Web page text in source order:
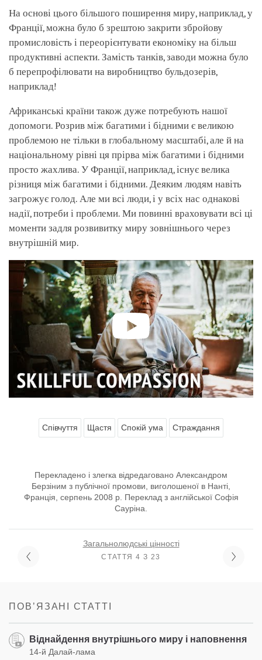
На основі цього більшого поширення миру, наприклад, у
Франції, можна було б зрештою закрити збройову
промисловість і переорієнтувати економіку на більш
продуктивні аспекти. Замість танків, заводи можна було
б перепрофілювати на виробництво бульдозерів,
наприклад!
Африканські країни також дуже потребують нашої
допомоги. Розрив між багатими і бідними є великою
проблемою не тільки в глобальному масштабі, але й на
національному рівні ця прірва між багатими і бідними
просто жахлива. У Франції, наприклад, існує велика
різниця між багатими і бідними. Деяким людям навіть
загрожує голод. Але ми всі люди, і у всіх нас однакові
надії, потреби і проблеми. Ми повинні враховувати всі ці
моменти задля розвивитку миру зовнішнього через
внутрішній мир.
Співчуття Щастя Спокій ума Страждання
Перекладено і злегка відредаговано Александром
Берзіним з публічної промови, виголошеної в Нанті,
Франція, серпень 2008 р. Переклад з англійської Софія
Сауріна.
Загальнолюдські цінності
СТАТТЯ 4 З 23
ПОВʼЯЗАНІ СТАТТІ
Віднайдення внутрішнього миру і наповнення
14-й Далай-лама